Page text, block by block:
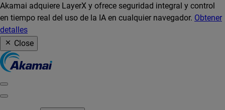
Akamai adquiere LayerX y ofrece seguridad integral y control
en tiempo real del uso de la IA en cualquier navegador. Obtener
detalles
Close